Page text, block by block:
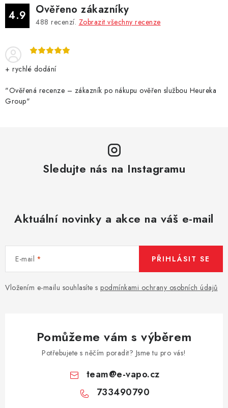
4.9 Ověřeno zákazníky
488 recenzí. Zobrazit všechny recenze
+ rychlé dodání
"Ověřená recenze – zákazník po nákupu ověřen službou Heureka
Group"
Sledujte nás na Instagramu
Aktuální novinky a akce na váš e-mail
E-mail
Vložením e-mailu souhlasíte s podmínkami ochrany osobních údajů
PŘIHLÁSIT SE
Pomůžeme vám s výběrem
Potřebujete s něčím poradit? Jsme tu pro vás!
team@e-vapo.cz
733490790